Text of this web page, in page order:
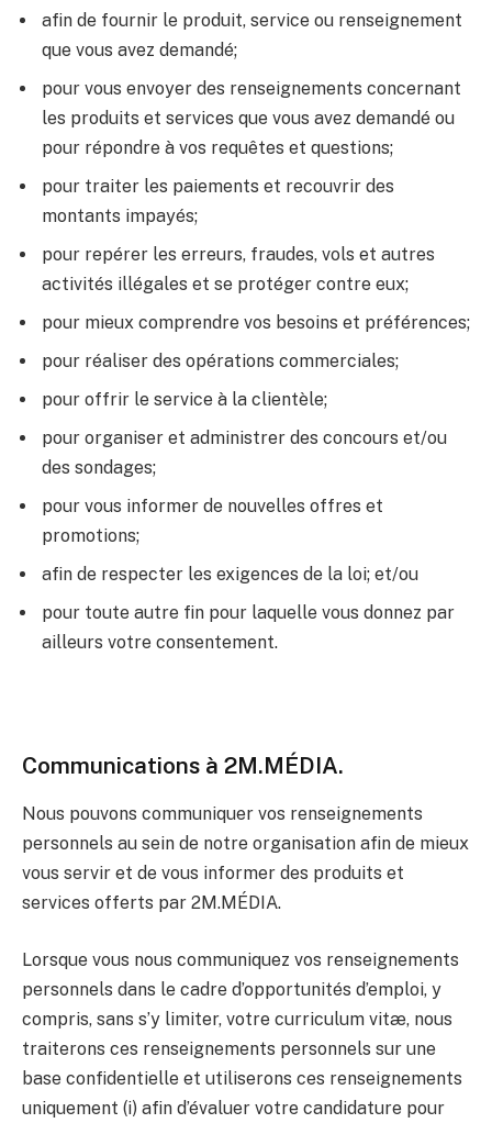
afin de fournir le produit, service ou renseignement
que vous avez demandé;
pour vous envoyer des renseignements concernant
les produits et services que vous avez demandé ou
pour répondre à vos requêtes et questions;
pour traiter les paiements et recouvrir des
montants impayés;
pour repérer les erreurs, fraudes, vols et autres
activités illégales et se protéger contre eux;
pour mieux comprendre vos besoins et préférences;
pour réaliser des opérations commerciales;
pour offrir le service à la clientèle;
pour organiser et administrer des concours et/ou
des sondages;
pour vous informer de nouvelles offres et
promotions;
afin de respecter les exigences de la loi; et/ou
pour toute autre fin pour laquelle vous donnez par
ailleurs votre consentement.
Communications à 2M.MÉDIA.
Nous pouvons communiquer vos renseignements
personnels au sein de notre organisation afin de mieux
vous servir et de vous informer des produits et
services offerts par 2M.MÉDIA.
Lorsque vous nous communiquez vos renseignements
personnels dans le cadre d’opportunités d’emploi, y
compris, sans s’y limiter, votre curriculum vitæ, nous
traiterons ces renseignements personnels sur une
base confidentielle et utiliserons ces renseignements
uniquement (i) afin d’évaluer votre candidature pour